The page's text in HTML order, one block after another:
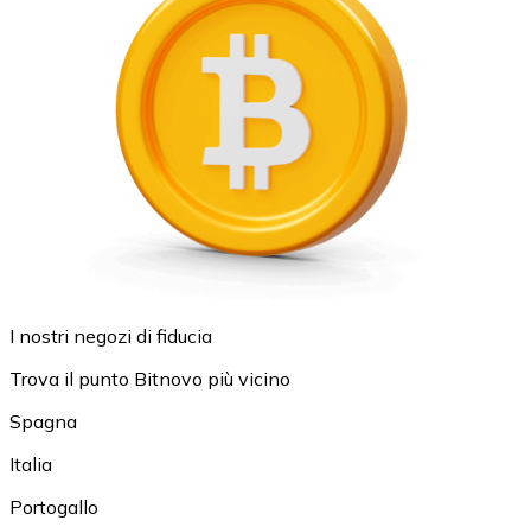
I nostri negozi di fiducia
Trova il punto Bitnovo più vicino
Spagna
Italia
Portogallo